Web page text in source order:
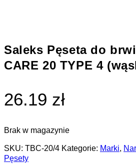
Saleks Pęseta do
CARE 20 TYPE 4
26.19 zł
Brak w magazynie
SKU: TBC-20/4 Kategorie: Marki,
Pęsety